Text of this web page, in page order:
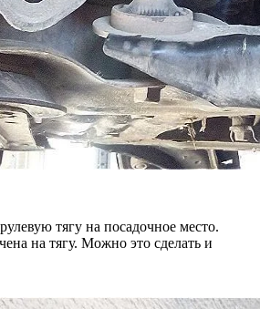
тягу на посадочное место.
на тягу. Можно это сделать и